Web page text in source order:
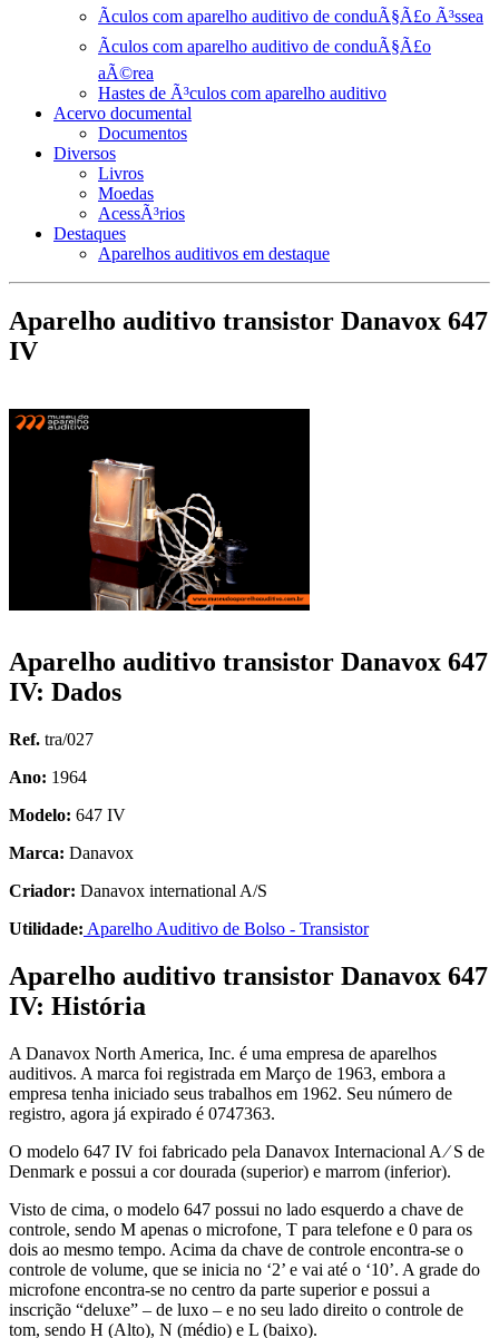
Ãculos com aparelho auditivo de conduÃ§Ã£o Ã³ssea
Ãculos com aparelho auditivo de conduÃ§Ã£o
aÃ©rea
Hastes de Ã³culos com aparelho auditivo
Acervo documental
Documentos
Diversos
Livros
Moedas
AcessÃ³rios
Destaques
Aparelhos auditivos em destaque
Aparelho auditivo transistor Danavox 647
IV
Aparelho auditivo transistor Danavox 647
IV: Dados
Ref. tra/027
Ano: 1964
Modelo: 647 IV
Marca: Danavox
Criador: Danavox international A/S
Utilidade: Aparelho Auditivo de Bolso - Transistor
Aparelho auditivo transistor Danavox 647
IV: História
A Danavox North America, Inc. é uma empresa de aparelhos
auditivos. A marca foi registrada em Março de 1963, embora a
empresa tenha iniciado seus trabalhos em 1962. Seu número de
registro, agora já expirado é 0747363.
O modelo 647 IV foi fabricado pela Danavox Internacional A ∕ S de
Denmark e possui a cor dourada (superior) e marrom (inferior).
Visto de cima, o modelo 647 possui no lado esquerdo a chave de
controle, sendo M apenas o microfone, T para telefone e 0 para os
dois ao mesmo tempo. Acima da chave de controle encontra-se o
controle de volume, que se inicia no ‘2’ e vai até o ‘10’. A grade do
microfone encontra-se no centro da parte superior e possui a
inscrição “deluxe” – de luxo – e no seu lado direito o controle de
tom, sendo H (Alto), N (médio) e L (baixo).